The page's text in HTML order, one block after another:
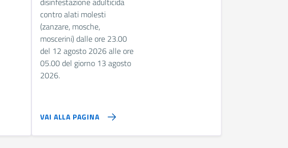
contro alati molesti
(zanzare, mosche,
moscerini) dalle ore 23.00
del 12 agosto 2026 alle ore
05.00 del giorno 13 agosto
2026.
VAI ALLA PAGINA